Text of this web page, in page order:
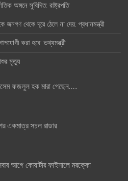
অঙ্গনে সুবিদিত: রাষ্ট্রপতি
থেকে দূরে ঠেলে না দেয়: প্রধানমন্ত্রী
করা হবে: তথ্যমন্ত্রী
মৃত্যু
ফজলুল হক মারা গেছেন….
একমাত্র সচল রাডার
আগে কোয়ার্টার ফাইনালে মরক্কো